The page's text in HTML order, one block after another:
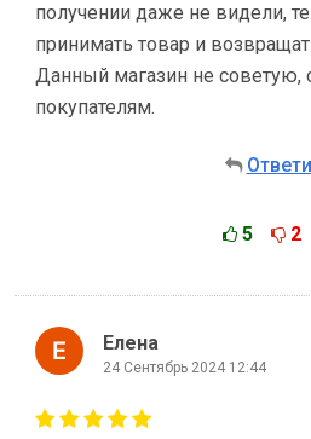
получении даже не видели,
принимать товар и
Данный магазин не советую,
покупателям.
5 2
Елена
24 Сентябрь 2024 12:44